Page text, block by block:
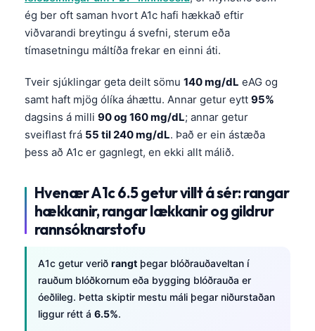
ég ber oft saman hvort A1c hafi hækkað eftir
viðvarandi breytingu á svefni, sterum eða
tímasetningu máltíða frekar en einni áti.
Tveir sjúklingar geta deilt sömu 140 mg/dL eAG og
samt haft mjög ólíka áhættu. Annar getur eytt 95%
dagsins á milli 90 og 160 mg/dL; annar getur
sveiflast frá 55 til 240 mg/dL. Það er ein ástæða
þess að A1c er gagnlegt, en ekki allt málið.
Hvenær A1c 6.5 getur villt á sér: rangar
hækkanir, rangar lækkanir og gildrur
rannsóknarstofu
A1c getur verið rangt þegar blóðrauðaveltan í
rauðum blóðkornum eða bygging blóðrauða er
óeðlileg. Þetta skiptir mestu máli þegar niðurstaðan
liggur rétt á 6.5%.
ಕನ್ನಡ
മലയാളം
Bahasa Melayu
Tiếng Việt
Tagalog
ไทย
ភាសាខ្មែរ
Kiswahili
አማርኛ
Українська
O‘zbekcha
Català
Қазақ тілі